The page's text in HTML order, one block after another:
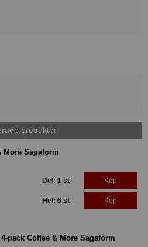
produkter
More Sagaform
Del: 1 st Köp
Hel: 6 st Köp
pack Coffee & More Sagaform